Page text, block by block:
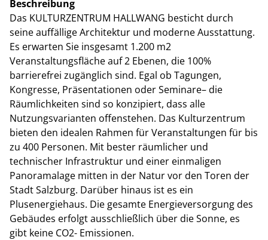
Beschreibung
Das KULTURZENTRUM HALLWANG besticht durch
seine auffällige Architektur und moderne Ausstattung.
Es erwarten Sie insgesamt 1.200 m2
Veranstaltungsfläche auf 2 Ebenen, die 100%
barrierefrei zugänglich sind. Egal ob Tagungen,
Kongresse, Präsentationen oder Seminare– die
Räumlichkeiten sind so konzipiert, dass alle
Nutzungsvarianten offenstehen. Das Kulturzentrum
bieten den idealen Rahmen für Veranstaltungen für bis
zu 400 Personen. Mit bester räumlicher und
technischer Infrastruktur und einer einmaligen
Panoramalage mitten in der Natur vor den Toren der
Stadt Salzburg. Darüber hinaus ist es ein
Plusenergiehaus. Die gesamte Energieversorgung des
Gebäudes erfolgt ausschließlich über die Sonne, es
gibt keine CO2- Emissionen.